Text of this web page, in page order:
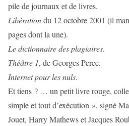
pile de journaux et de livres.
Libérationdu 12 octobre 2001 (il
pages dont la une).
Le dictionnaire des plagiaires.
Théâtre 1, de Georges Perec.
Internet pour les nuls.
Et tiens ? … un petit livre rouge,
simple et tout d’exécution », signé
Jouet, Harry Mathews et Jacques